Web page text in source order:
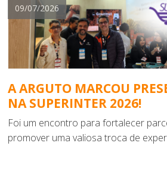
09/07/2026
A ARGUTO MARCOU
NA SUPERINTER 2026!
Foi um encontro para fortalecer
promover uma valiosa troca de